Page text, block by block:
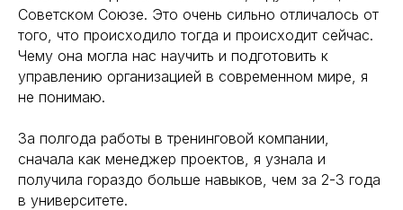
Советском Союзе. Это очень сильно отличалось от
того, что происходило тогда и происходит сейчас.
Чему она могла нас научить и подготовить к
управлению организацией в современном мире, я
не понимаю.
За полгода работы в тренинговой компании,
сначала как менеджер проектов, я узнала и
получила гораздо больше навыков, чем за 2-3 года
в университете.